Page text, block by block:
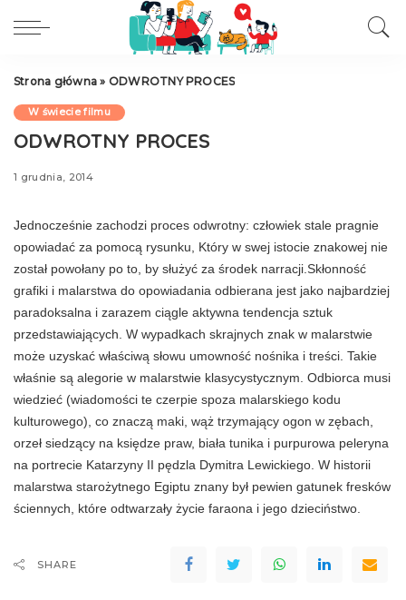
Strona główna » ODWROTNY PROCES
W świecie filmu
ODWROTNY PROCES
1 grudnia, 2014
Jednocześnie zachodzi proces odwrotny: czło­wiek stale pragnie
opowiadać za pomocą rysun­ku, Który w swej istocie znakowej nie
został powołany po to, by służyć za środek narracji.Skłonność
grafiki i malarstwa do opowiadania odbierana jest jako najbardziej
paradoksalna i zarazem ciągle aktywna tendencja sztuk
przedstawiających. W wypadkach skrajnych znak w malarstwie
może uzyskać właściwą słowu umowność nośnika i treści. Takie
właś­nie są alegorie w malarstwie klasycystycznym. Odbiorca musi
wiedzieć (wiadomości te czerpie spoza malarskiego kodu
kulturowego), co zna­czą maki, wąż trzymający ogon w zębach,
orzeł siedzący na księdze praw, biała tunika i purpurowa peleryna
na portrecie Katarzyny II pędzla Dymitra Lewickiego. W historii
malars­twa starożytnego Egiptu znany był pewien ga­tunek fresków
ściennych, które odtwarzały życie faraona i jego dzieciństwo.
SHARE